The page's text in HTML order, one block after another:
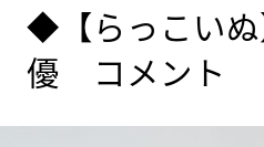
◆【らっこいぬ
優 コメント